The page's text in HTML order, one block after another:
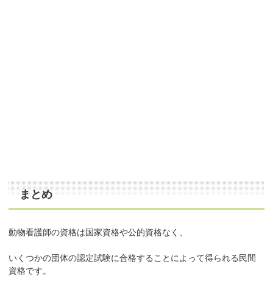
まとめ
動物看護師の資格は国家資格や公的資格なく、
いくつかの団体の認定試験に合格することによって得られる民間
資格です。